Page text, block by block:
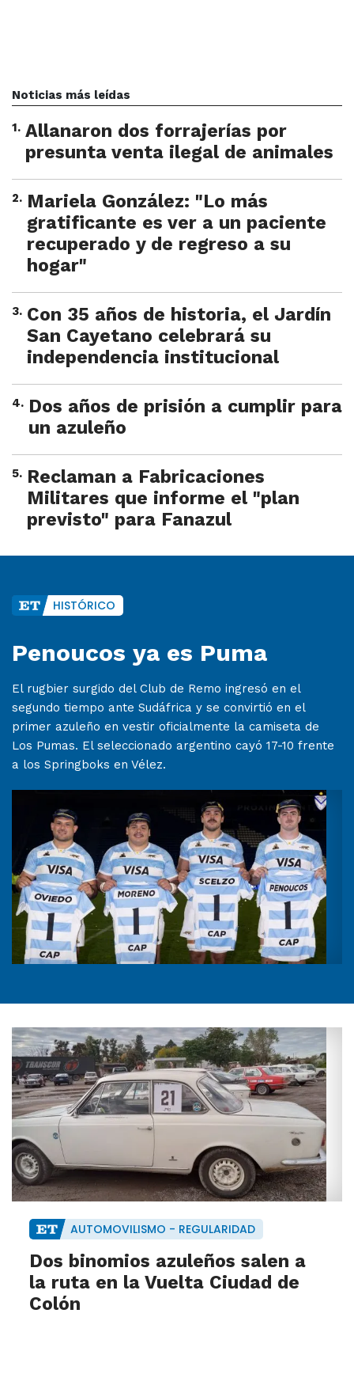
Noticias más leídas
1. Allanaron dos forrajerías por
presunta venta ilegal de animales
2. Mariela González: "Lo más
gratificante es ver a un paciente
recuperado y de regreso a su
hogar"
3. Con 35 años de historia, el Jardín
San Cayetano celebrará su
independencia institucional
4. Dos años de prisión a cumplir para
un azuleño
5. Reclaman a Fabricaciones
Militares que informe el "plan
previsto" para Fanazul
HISTÓRICO
Penoucos ya es Puma
El rugbier surgido del Club de Remo ingresó en el
segundo tiempo ante Sudáfrica y se convirtió en el
primer azuleño en vestir oficialmente la camiseta de
Los Pumas. El seleccionado argentino cayó 17-10 frente
a los Springboks en Vélez.
AUTOMOVILISMO - REGULARIDAD
Dos binomios azuleños salen a
la ruta en la Vuelta Ciudad de
Colón